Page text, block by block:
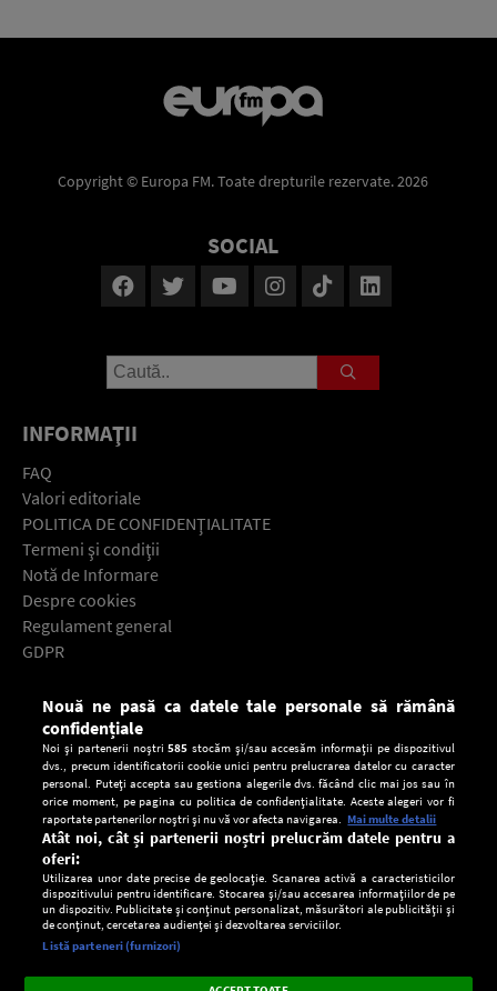
Copyright © Europa FM. Toate drepturile rezervate. 2026
SOCIAL
INFORMAŢII
FAQ
Valori editoriale
POLITICA DE CONFIDENŢIALITATE
Termeni şi condiţii
Notă de Informare
Despre cookies
Regulament general
GDPR
Descarcă gratuit aplicaţia Europa FM pentru smartphone:
Setări:
Dark
Radio live, podcasturi, știri și alerte
Nouă ne pasă ca datele tale personale să rămână
confidențiale
Noi și partenerii noștri585 stocăm și/sau accesăm informații pe dispozitivul
dvs., precum identificatorii cookie unici pentru prelucrarea datelor cu caracter
personal. Puteți accepta sau gestiona alegerile dvs. făcând clic mai jos sau în
orice moment, pe pagina cu politica de confidențialitate. Aceste alegeri vor fi
raportate partenerilor noștri și nu vă vor afecta navigarea. Mai multe detalii
Atât noi, cât și partenerii noștri prelucrăm datele pentru a
oferi:
Utilizarea unor date precise de geolocație. Scanarea activă a caracteristicilor
dispozitivului pentru identificare. Stocarea și/sau accesarea informațiilor de pe
un dispozitiv. Publicitate și conținut personalizat, măsurători ale publicității și
de conținut, cercetarea audienței și dezvoltarea serviciilor.
Listă parteneri (furnizori)